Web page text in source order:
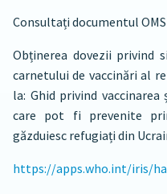
Consultați documentul
Obținerea dovezii privind
carnetului de vaccinări al
la: Ghid privind
care pot fi prevenite
găzduiesc refugiați din
https://apps.who.int/iris/